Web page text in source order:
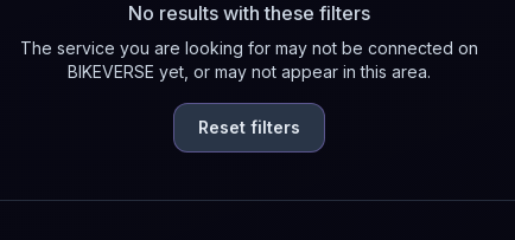
No results with these filters
The service you are looking for may not be connected on
BIKEVERSE yet, or may not appear in this area.
Reset filters